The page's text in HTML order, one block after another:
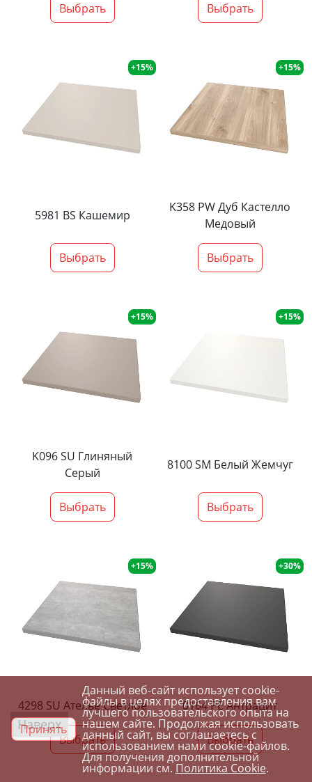
Выбрать Выбрать
+15%
5981 BS Кашемир
Выбрать
+15%
K358 PW Дуб Кастелло
Медовый
Выбрать
+15%
K096 SU Глиняный
Серый
Выбрать
+15%
8100 SM Белый Жемчуг
Выбрать
+15%
4298 SU Ателье Светлое
Выбрать
+30%
0164 PE Антрацит
Выбрать
Наверх
Принять
Данный веб-сайт использует cookie-
файлы в целях предоставления вам
лучшего пользовательского опыта на
нашем сайте. Продолжая использовать
данный сайт, вы соглашаетесь с
использованием нами cookie-файлов.
Для получения дополнительной
информации см.Политика Cookie.